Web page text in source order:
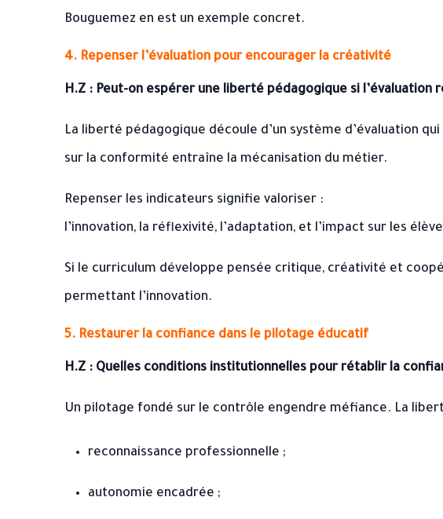
Bouguemez en est un exemple concret.
4. Repenser l’évaluation pour encourager la créativité
H.Z : Peut-on espérer une liberté pédagogique si
La liberté pédagogique découle d’un système d’évaluation
sur la conformité entraîne la mécanisation du métier.
Repenser les indicateurs signifie valoriser :
l’innovation, la réflexivité, l’adaptation, et l’impact sur les
Si le curriculum développe pensée critique, créativité et
permettant l’innovation.
5. Restaurer la confiance dans le pilotage éducatif
H.Z : Quelles conditions institutionnelles pour rétablir la
Un pilotage fondé sur le contrôle engendre méfiance. La
reconnaissance professionnelle ;
autonomie encadrée ;